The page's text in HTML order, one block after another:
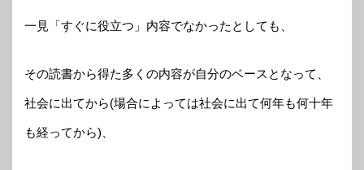
一見「すぐに役立つ」内容でなかったとしても、
その読書から得た多くの内容が自分のベースとなって、
社会に出てから(場合によっては社会に出て何年も何十年
も経ってから)、